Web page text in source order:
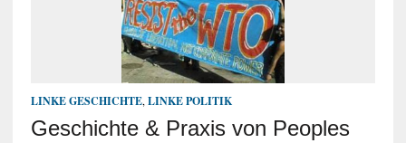
LINKE GESCHICHTE, LINKE POLITIK
Geschichte & Praxis von Peoples